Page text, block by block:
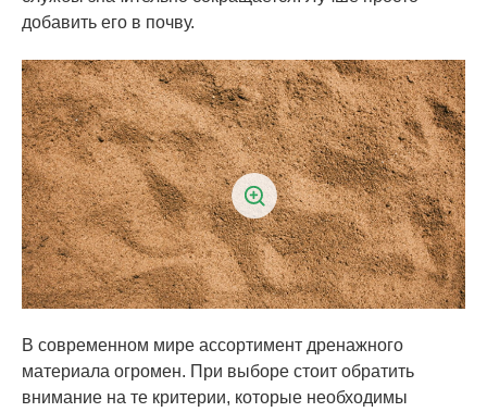
добавить его в почву.
В современном мире ассортимент дренажного
материала огромен. При выборе стоит обратить
внимание на те критерии, которые необходимы